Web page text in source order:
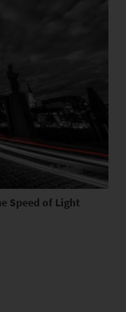
Speed of Light